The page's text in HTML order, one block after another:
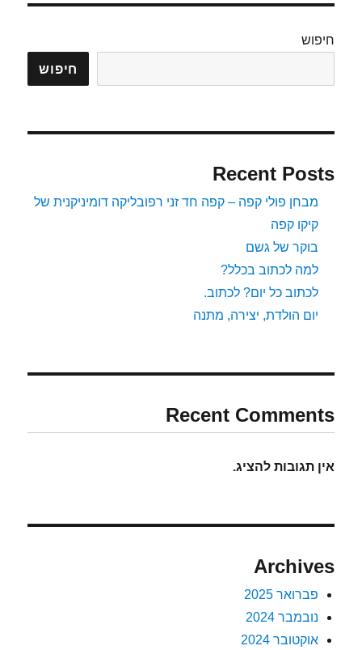
כהן
I’m
–
חיפוש
חיפוש
Recent Posts
מבחן פולי קפה – קפה חד זני רפובליקה דומיניקנית של
קיקו קפה
בוקר של גשם
למה לכתוב בכלל?
לכתוב כל יום? לכתוב.
יום הולדת, יצירה, מתנה
Recent Comments
אין תגובות להציג.
Archives
פברואר 2025
נובמבר 2024
אוקטובר 2024